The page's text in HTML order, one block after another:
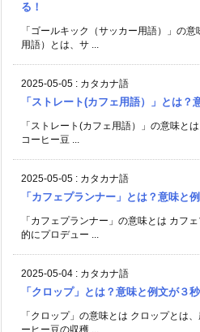
る！
「ゴールキック（サッカー用語）」の
用語）とは、サ ...
2025-05-05 : カタカナ語
「ストレート(カフェ用語）」とは？
「ストレート(カフェ用語）」の意味と
コーヒー豆 ...
2025-05-05 : カタカナ語
「カフェプランナー」とは？意味と
「カフェプランナー」の意味とは カフ
的にプロデュー ...
2025-05-04 : カタカナ語
「クロップ」とは？意味と例文が３
「クロップ」の意味とは クロップとは